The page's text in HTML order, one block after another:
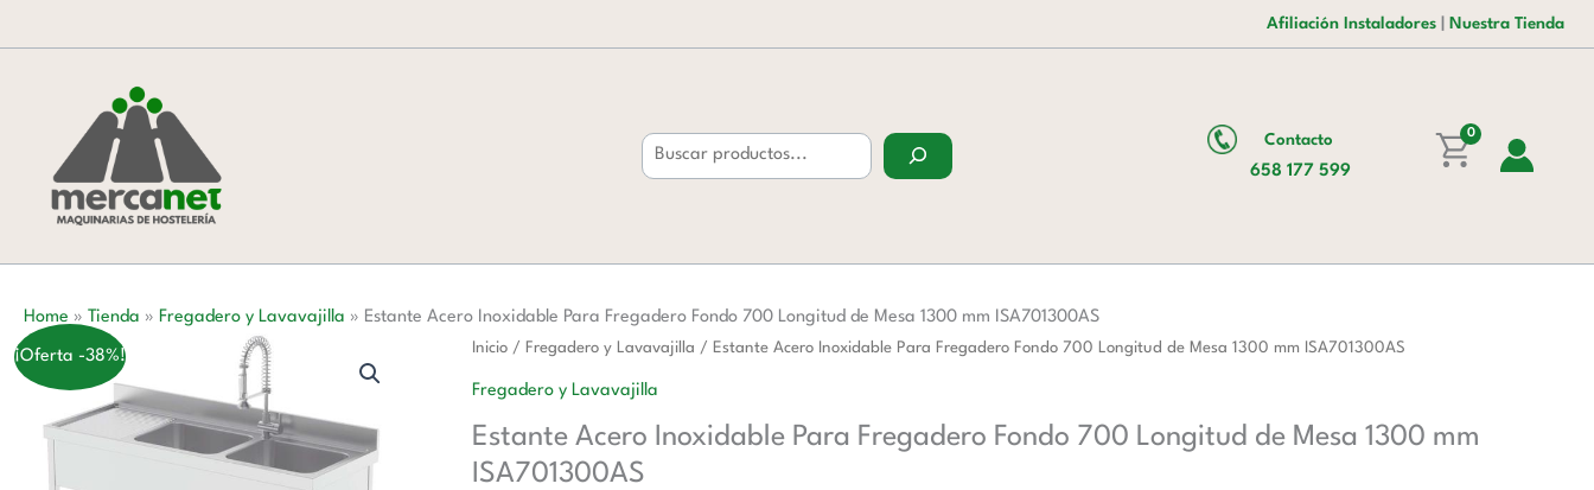
al
Afiliación Instaladores Nuestra Tienda
Contacto
658 177 599
0
Home » Tienda » Fregadero y Lavavajilla » Estante Acero Inoxidable Para Fregadero Fondo 700 Longitud de Mesa 1300 mm ISA701300AS
¡Oferta -38%! Inicio / Fregadero y Lavavajilla / Estante Acero Inoxidable Para Fregadero Fondo 700 Longitud de Mesa 1300 mm ISA701300AS
Fregadero y Lavavajilla
Estante Acero Inoxidable Para Fregadero Fondo 700 Longitud de Mesa 1300 mm
ISA701300AS
El
precio
era:
227,00 €.
El
es:
Estante
Para
Fregadero
227,00 €.140,00 €.
Fregadero
Longitud
mm